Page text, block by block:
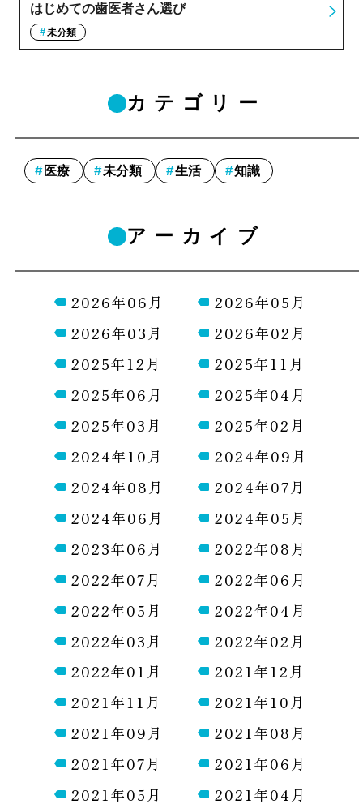
はじめての歯医者さん選び
未分類
カテゴリー
医療 未分類 生活 知識
アーカイブ
2026年06月
2026年05月
2026年03月
2026年02月
2025年12月
2025年11月
2025年06月
2025年04月
2025年03月
2025年02月
2024年10月
2024年09月
2024年08月
2024年07月
2024年06月
2024年05月
2023年06月
2022年08月
2022年07月
2022年06月
2022年05月
2022年04月
2022年03月
2022年02月
2022年01月
2021年12月
2021年11月
2021年10月
2021年09月
2021年08月
2021年07月
2021年06月
2021年05月
2021年04月